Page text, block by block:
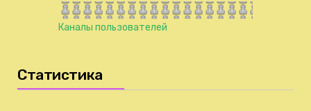
Каналы пользователей
Статистика